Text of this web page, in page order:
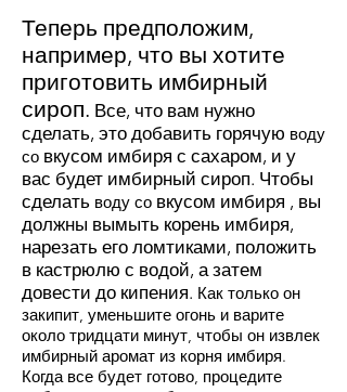
Теперь предположим,
например, что вы хотите
приготовить имбирный
сироп. Все, что вам нужно
сделать, это добавить горячую воду
со вкусом имбиря с сахаром, и у
вас будет имбирный сироп. Чтобы
сделать воду со вкусом имбиря , вы
должны вымыть корень имбиря,
нарезать его ломтиками, положить
в кастрюлю с водой, а затем
довести до кипения. Как только он
закипит, уменьшите огонь и варите
около тридцати минут, чтобы он извлек
имбирный аромат из корня имбиря.
Когда все будет готово, процедите